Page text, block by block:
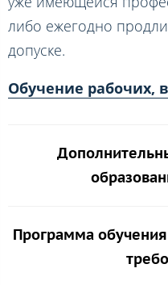
либо ежегодно
допуске.
Обучение рабочих,
Программа